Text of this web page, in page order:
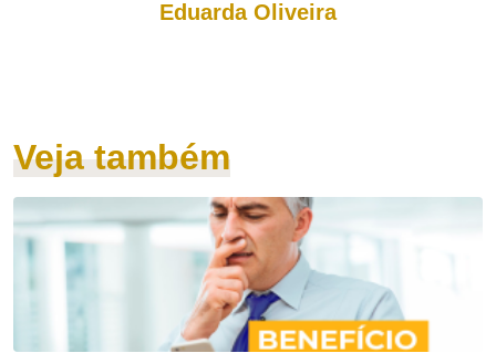
Eduarda Oliveira
Veja também